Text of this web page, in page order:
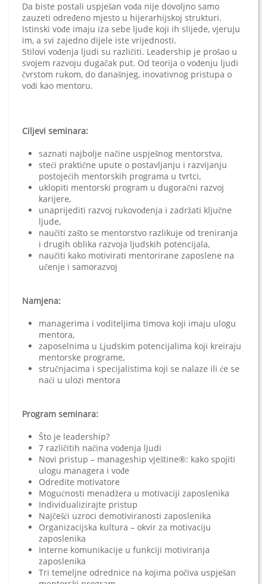
Da biste postali uspješan vođa nije dovoljno samo
zauzeti određeno mjesto u hijerarhijskoj strukturi.
Istinski vođe imaju iza sebe ljude koji ih slijede, vjeruju
im, a svi zajedno dijele iste vrijednosti.
Stilovi vođenja ljudi su različiti. Leadership je prošao u
svojem razvoju dugačak put. Od teorija o vođenju ljudi
čvrstom rukom, do današnjeg, inovativnog pristupa o
vođi kao mentoru.
Ciljevi seminara:
saznati najbolje načine uspješnog mentorstva,
steći praktične upute o postavljanju i razvijanju
postojećih mentorskih programa u tvrtci,
uklopiti mentorski program u dugoračni razvoj
karijere,
unaprijediti razvoj rukovođenja i zadržati ključne
ljude,
naučiti zašto se mentorstvo razlikuje od treniranja
i drugih oblika razvoja ljudskih potencijala,
naučiti kako motivirati mentorirane zaposlene na
učenje i samorazvoj
Namjena:
managerima i voditeljima timova koji imaju ulogu
mentora,
zaposelnima u Ljudskim potencijalima koji kreiraju
mentorske programe,
stručnjacima i specijalistima koji se nalaze ili će se
naći u ulozi mentora
Program seminara:
Što je leadership?
7 različitih načina vođenja ljudi
Novi pristup – manageship vještine®: kako spojiti
ulogu managera i vođe
Odredite motivatore
Mogućnosti menadžera u motivaciji zaposlenika
Individualizirajte pristup
Najčešći uzroci demotiviranosti zaposlenika
Organizacijska kultura – okvir za motivaciju
zaposlenika
Interne komunikacije u funkciji motiviranja
zaposlenika
Tri temeljne odrednice na kojima počiva uspješan